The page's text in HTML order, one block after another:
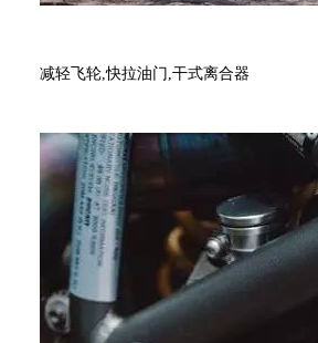
减轻飞轮,快拉油门,干式离合器